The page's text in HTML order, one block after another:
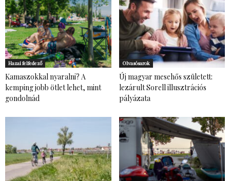
Hazai felfedező
Kamaszokkal nyaralni? A
kemping jobb ötlet lehet, mint
gondolnád
Olvasósarok
Új magyar mesehős született:
lezárult Sorell illusztrációs
pályázata